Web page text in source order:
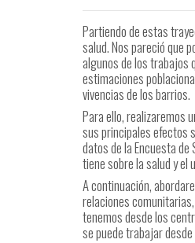
Partiendo de estas
salud. Nos pareció que
algunos de los trabajos
estimaciones
vivencias de los barrios.
Para ello, realizaremos
sus principales efectos
datos de la Encuesta
tiene sobre la salud y el
A continuación,
relaciones
tenemos desde los
se puede trabajar